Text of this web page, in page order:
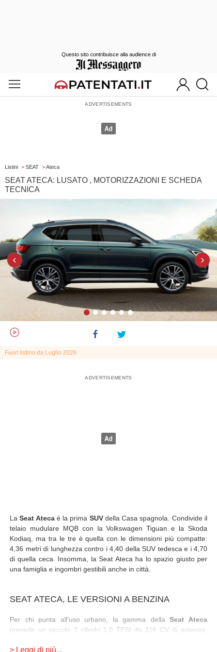
Listini > SEAT >Ateca
SEAT ATECA: LUSATO , MOTORIZZAZIONI E SCHEDA
TECNICA
‹ ›
Fuori listino da Luglio 2026
LaSeat Atecaè la prima SUVdella Casa spagnola. Condivide il
telaio mudulare MQB con la Volkswagen Tiguan e la Skoda
Kodiaq, ma tra le tre è quella con le dimensioni più compatte:
4,36 metri di lunghezza contro i 4,40 della SUV tedesca e i 4,70
di quella ceca. Insomma, la Seat Ateca ha lo spazio giusto per
una famiglia e ingombri gestibili anche in città.
SEAT ATECA, LE VERSIONI A BENZINA
Per chi punta all’uso urbano, la gamma dellaSeat Ateca
prevede un piccolo 3 cilindri 1.0 TFSI da 116 CV di potenza,
alternativa, sempre a benzina, c’è anche un più potente 4 cilindri
> Leggi di più...
Questo sito contribuisce alla audience di